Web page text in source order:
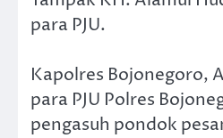
para PJU.
Kapolres Bojonegoro,
para PJU Polres
pengasuh pondok